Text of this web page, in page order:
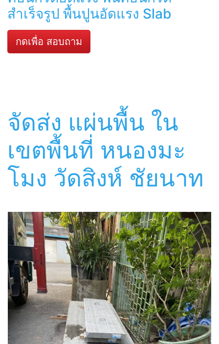
สำเร็จรูป พื้นปูนอัดแรง Slab
กดเพื่อ สอบถาม
จัดส่ง แผ่นพื้น ใน
เขตพื้นที่ หนองมะ
โมง วัดสิงห์ ชัยนาท